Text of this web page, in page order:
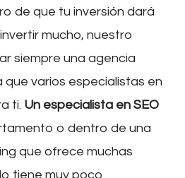
de que tu inversión dará
mucho, nuestro
siempre una agencia
que varios especialistas en
ti. Un especialista en SEO
o dentro de una
que ofrece muchas
tiene muy poco